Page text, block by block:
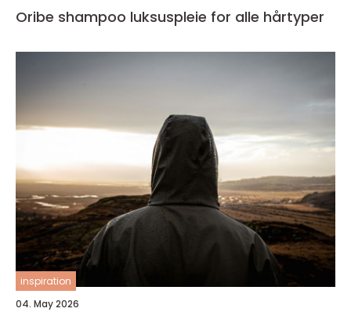
Oribe shampoo luksuspleie for alle hårtyper
inspiration
04. May 2026